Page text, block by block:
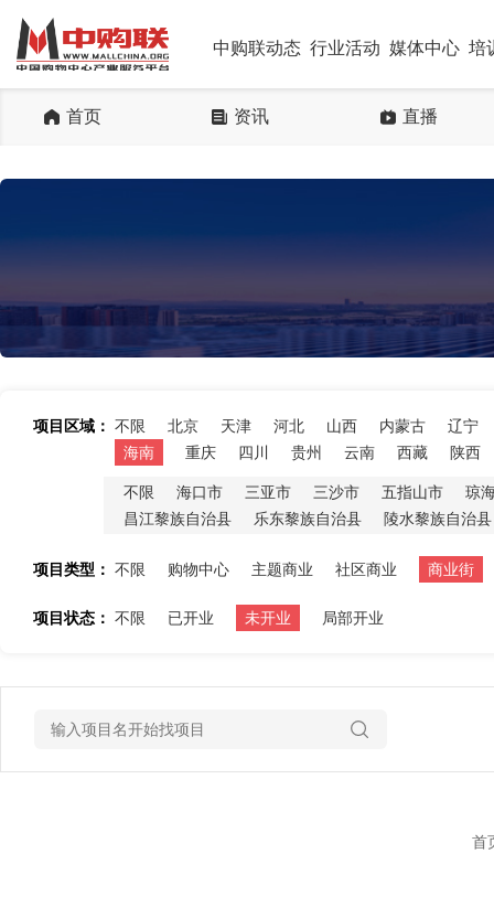
中购联动态 行业活动 媒体中心 培
首页 资讯 直播
项目区域： 不限 北京 天津 河北 山西 内蒙古
辽宁
海南
重庆 四川 贵州 云南 西藏 陕西
不限 海口市 三亚市 三沙市 五指山市
琼
昌江黎族自治县
乐东黎族自治县 陵水黎族自治县
项目类型： 不限 购物中心 主题商业 社区商业 商业街
项目状态： 不限 已开业 未开业 局部开业
首